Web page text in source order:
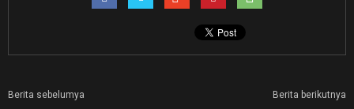
Berita sebelumya Berita berikutnya